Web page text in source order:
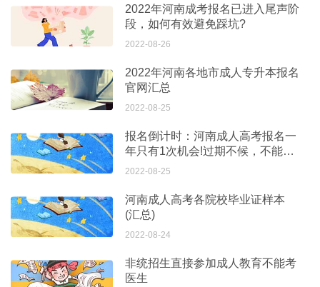
2022年河南成考报名已进入尾声阶
段，如何有效避免踩坑?
2022-08-26
2022年河南各地市成人专升本报名
官网汇总
2022-08-25
报名倒计时：河南成人高考报名一
年只有1次机会!过期不候，不能补
考!
2022-08-25
河南成人高考各院校毕业证样本
(汇总)
2022-08-24
非统招生直接参加成人教育不能考
医生